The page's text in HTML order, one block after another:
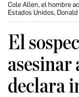
Cole Allen, el hombre
Estados Unidos,
El
asesinar
declara